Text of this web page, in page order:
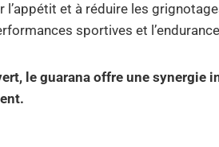
l’appétit et à réduire les
sportives et l’endurance
le guarana offre une synergie